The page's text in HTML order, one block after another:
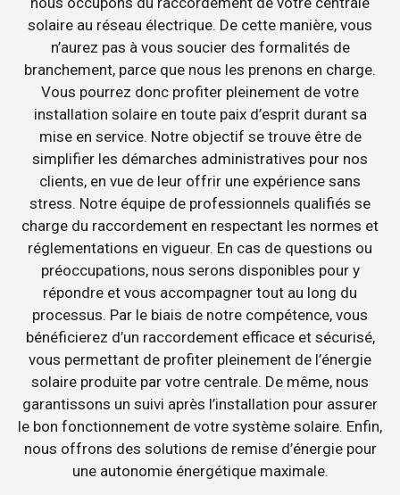
solaire au réseau électrique. De cette manière, vous
n’aurez pas à vous soucier des formalités de
branchement, parce que nous les prenons en charge.
Vous pourrez donc profiter pleinement de votre
installation solaire en toute paix d’esprit durant sa
mise en service. Notre objectif se trouve être de
simplifier les démarches administratives pour nos
clients, en vue de leur offrir une expérience sans
stress. Notre équipe de professionnels qualifiés se
charge du raccordement en respectant les normes et
réglementations en vigueur. En cas de questions ou
préoccupations, nous serons disponibles pour y
répondre et vous accompagner tout au long du
processus. Par le biais de notre compétence, vous
bénéficierez d’un raccordement efficace et sécurisé,
vous permettant de profiter pleinement de l’énergie
solaire produite par votre centrale. De même, nous
garantissons un suivi après l’installation pour assurer
le bon fonctionnement de votre système solaire. Enfin,
nous offrons des solutions de remise d’énergie pour
une autonomie énergétique maximale.